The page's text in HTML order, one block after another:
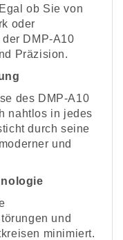
ob Sie von
oder
DMP-A10
Präzision.
des DMP-A10
nahtlos in jedes
durch seine
und
und
minimiert.